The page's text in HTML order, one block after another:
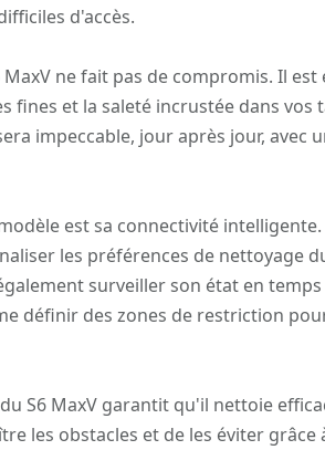
d'accès.
ne fait pas de compromis. Il
fines et la saleté incrustée dans vos
impeccable, jour après jour, avec
est sa connectivité
les préférences de nettoyage
surveiller son état en
définir des zones de restriction
S6 MaxV garantit qu'il nettoie
les obstacles et de les éviter grâce